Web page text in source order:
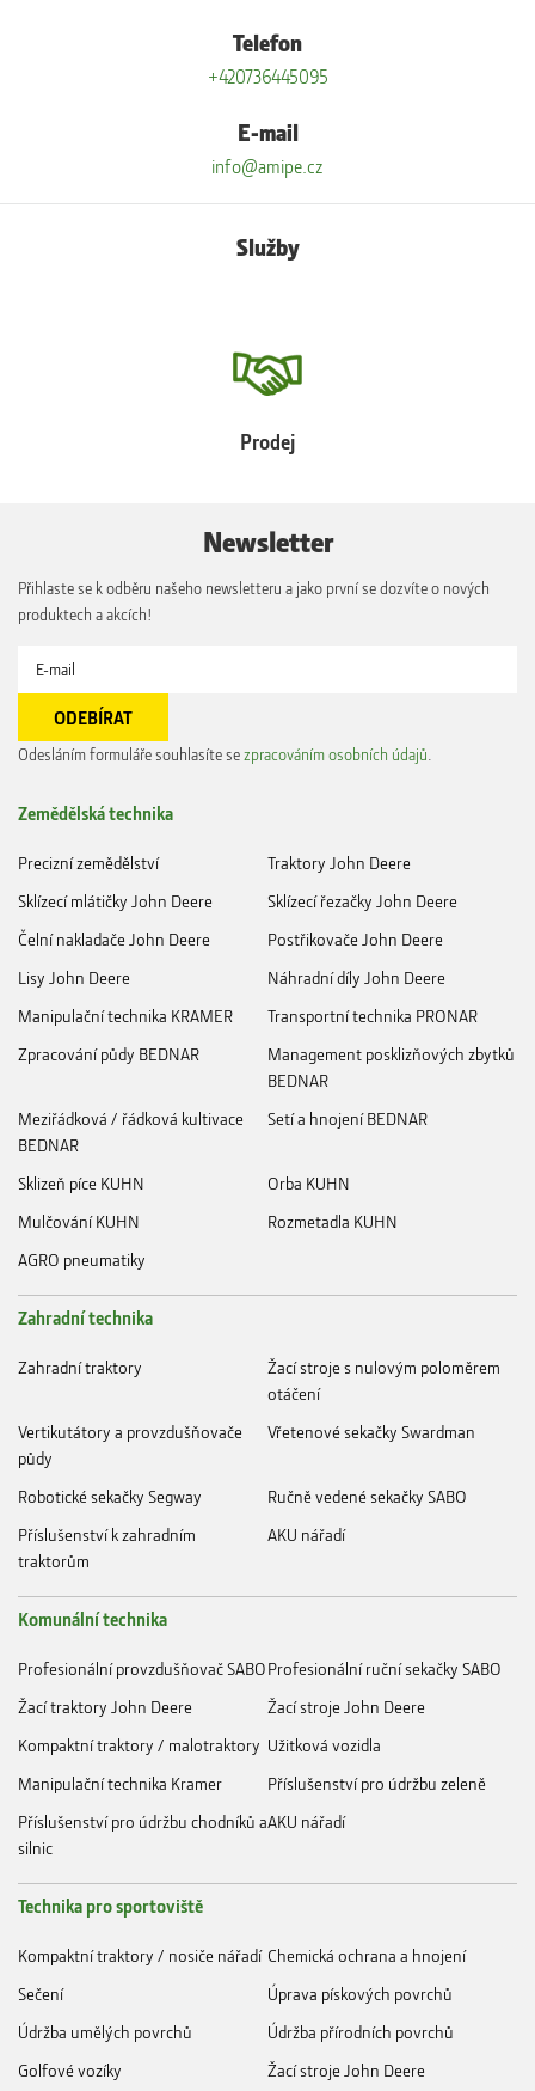
Telefon
+420736445095
E-mail
info@amipe.cz
Služby
Prodej
Newsletter
Přihlaste se k odběru našeho newsletteru a jako první se dozvíte o nových
produktech a akcích!
Odesláním formuláře souhlasíte sezpracováním osobních údajů
Zemědělská technika
Precizní zemědělství
Traktory John Deere
Sklízecí mlátičky John Deere
Sklízecí řezačky John Deere
Čelní nakladače John Deere
Postřikovače John Deere
Lisy John Deere
Náhradní díly John Deere
Manipulační technika KRAMER
Transportní technika PRONAR
Zpracování půdy BEDNAR
Management posklizňových zbytků
BEDNAR
Meziřádková / řádková kultivace
BEDNAR
Setí a hnojení BEDNAR
Sklizeň píce KUHN
Orba KUHN
Mulčování KUHN
Rozmetadla KUHN
AGRO pneumatiky
Zahradní technika
Zahradní traktory
Žací stroje s nulovým poloměrem
otáčení
Vertikutátory a provzdušňovače
půdy
Vřetenové sekačky Swardman
Robotické sekačky Segway
Ručně vedené sekačky SABO
Příslušenství k zahradním
traktorům
AKU nářadí
Komunální technika
Profesionální provzdušňovač SABOProfesionální ruční sekačky SABO
Žací traktory John Deere
Žací stroje John Deere
Kompaktní traktory / malotraktory Užitková vozidla
Manipulační technika Kramer
Příslušenství pro údržbu zeleně
Příslušenství pro údržbu chodníků a
silnic
AKU nářadí
Technika pro sportoviště
Kompaktní traktory / nosiče nářadí Chemická ochrana a hnojení
Sečení
Úprava pískových povrchů
Údržba umělých povrchů
Údržba přírodních povrchů
Golfové vozíky
Žací stroje John Deere